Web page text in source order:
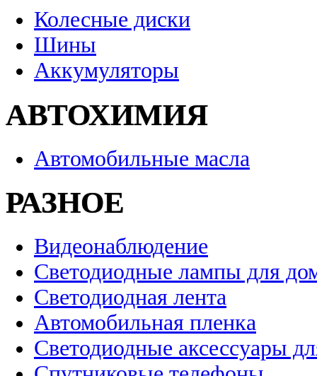
Колесные диски
Шины
Аккумуляторы
АВТОХИМИЯ
Автомобильные масла
РАЗНОЕ
Видеонаблюдение
Светодиодные лампы для
Светодиодная лента
Автомобильная пленка
Светодиодные аксессуары